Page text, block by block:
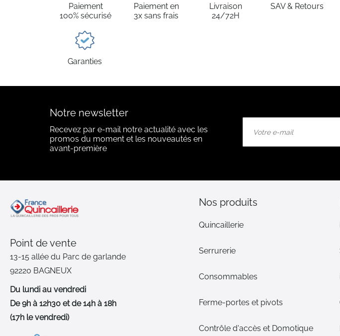
Paiement
100% sécurisé
Paiement en
3x sans frais
Livraison
24/72H
SAV & Retours
Garanties
Notre newsletter
Recevez par e-mail notre actualité avec les
promos du moment et les nouveautés en
avant-première
notre
:
Point de vente
13-15 allée du Parc de garlande
92220 BAGNEUX
Du lundi au vendredi
De 9h à 12h30 et de 14h à 18h
(17h le vendredi)
Nos produits
Quincaillerie
Serrurerie
Consommables
Ferme-portes et pivots
Contrôle d'accès et Domotique